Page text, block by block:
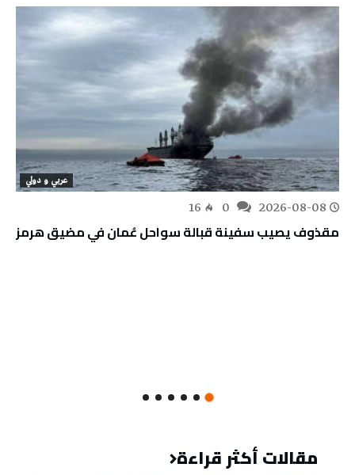
عربي و دولي
2026-08-08
16
مقذوف يصيب سفينة قبالة سواحل عُمان في مضيق هرمز
مقالات أكثر قراءة